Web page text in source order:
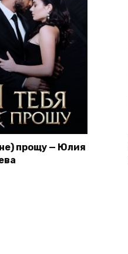
прощу — Юлия